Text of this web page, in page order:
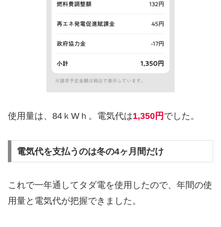
使用量は、84ｋWｈ。電気代は1,350円 でした。
電気代を支払うのは冬の4ヶ月間だけ
これで一年通してタダ電を使用したので、年間の使
用量と電気代が把握できました。